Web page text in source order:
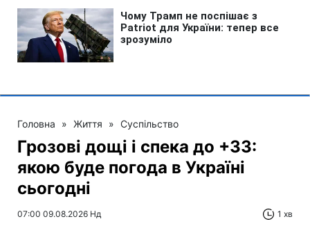
Головна » Життя » Суспільство
Грозові дощі і спека до +33:
якою буде погода в Україні
сьогодні
07:00 09.08.2026 Нд 1 хв